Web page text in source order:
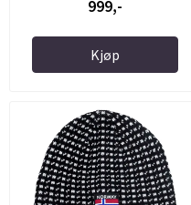
999,-
Kjøp